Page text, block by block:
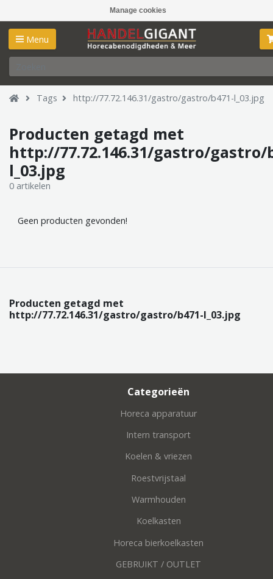
Manage cookies
Menu
Tags http://77.72.146.31/gastro/gastro/b471-l_03.jpg
Producten getagd met
http://77.72.146.31/gastro/gastro/
l_03.jpg
0 artikelen
Geen producten gevonden!
Producten getagd met
http://77.72.146.31/gastro/gastro/b471-l_03.jpg
Categorieën
Horeca apparatuur
Intern transport
Koelen & vriezen
Roestvrijstaal
Warmhouden
Koelkasten
Horeca bierkoelkasten
GEBRUIKT / OUTLET